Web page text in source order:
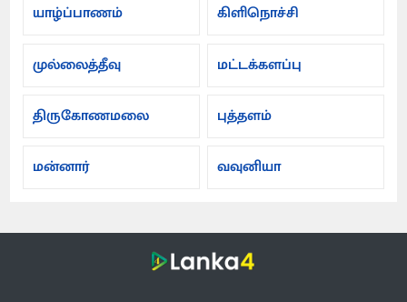
யாழ்ப்பாணம் கிளிநொச்சி
முல்லைத்தீவு மட்டக்களப்பு
திருகோணமலை புத்தளம்
மன்னார் வவுனியா